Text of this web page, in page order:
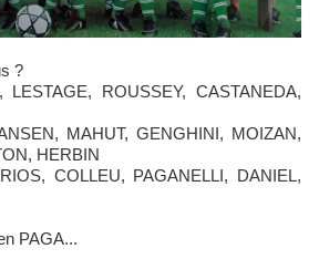
?
ROUSSEY, CASTANEDA,
MAHUT, GENGHINI, MOIZAN,
HERBIN
COLLEU, PAGANELLI, DANIEL,
PAGA...